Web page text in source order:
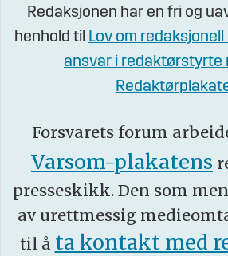
Redaksjonen har en fri og
henhold til Lov om
ansvar i redaktørstyrte
Forsvarets forum
Varsom-plakatens
presseskikk. Den som
av urettmessig
til å ta kontakt med